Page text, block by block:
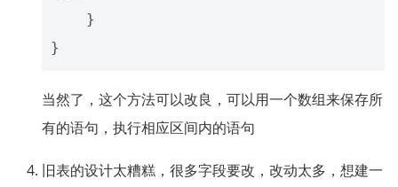
当然了，这个方法可以改良，可以用一个数组来保存所
有的语句，执行相应区间内的语句
旧表的设计太糟糕，很多字段要改，改动太多，想建一